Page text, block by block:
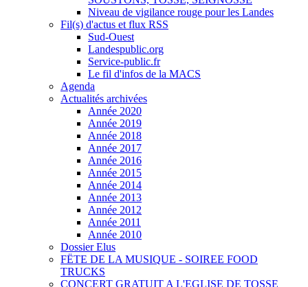
Niveau de vigilance rouge pour les Landes
Fil(s) d'actus et flux RSS
Sud-Ouest
Landespublic.org
Service-public.fr
Le fil d'infos de la MACS
Agenda
Actualités archivées
Année 2020
Année 2019
Année 2018
Année 2017
Année 2016
Année 2015
Année 2014
Année 2013
Année 2012
Année 2011
Année 2010
Dossier Elus
FËTE DE LA MUSIQUE - SOIREE FOOD
TRUCKS
CONCERT GRATUIT A L'EGLISE DE TOSSE